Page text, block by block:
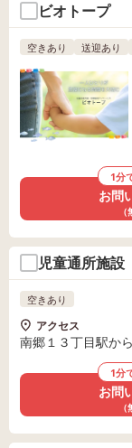
ビオトープ
空きあり 送迎あり
1分
お問
（
児童通所施
空きあり
アクセス
南郷１３丁目駅か
1分
お問
（